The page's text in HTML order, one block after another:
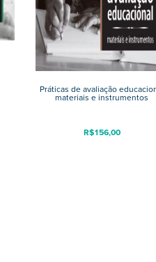
Práticas de avaliação
materiais e instrumentos
R$156,00